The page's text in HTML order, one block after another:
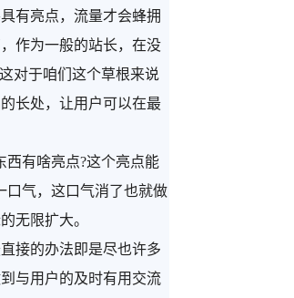
有亮点，流量才会蜂拥
作为一般的站长，在没
对于咱们这个草根来说
长处，让用户可以在最
有啥亮点?这个亮点能
口气，这口气消了也就做
无限扩大。
接的办法即是尽也许多
与用户的及时有用交流